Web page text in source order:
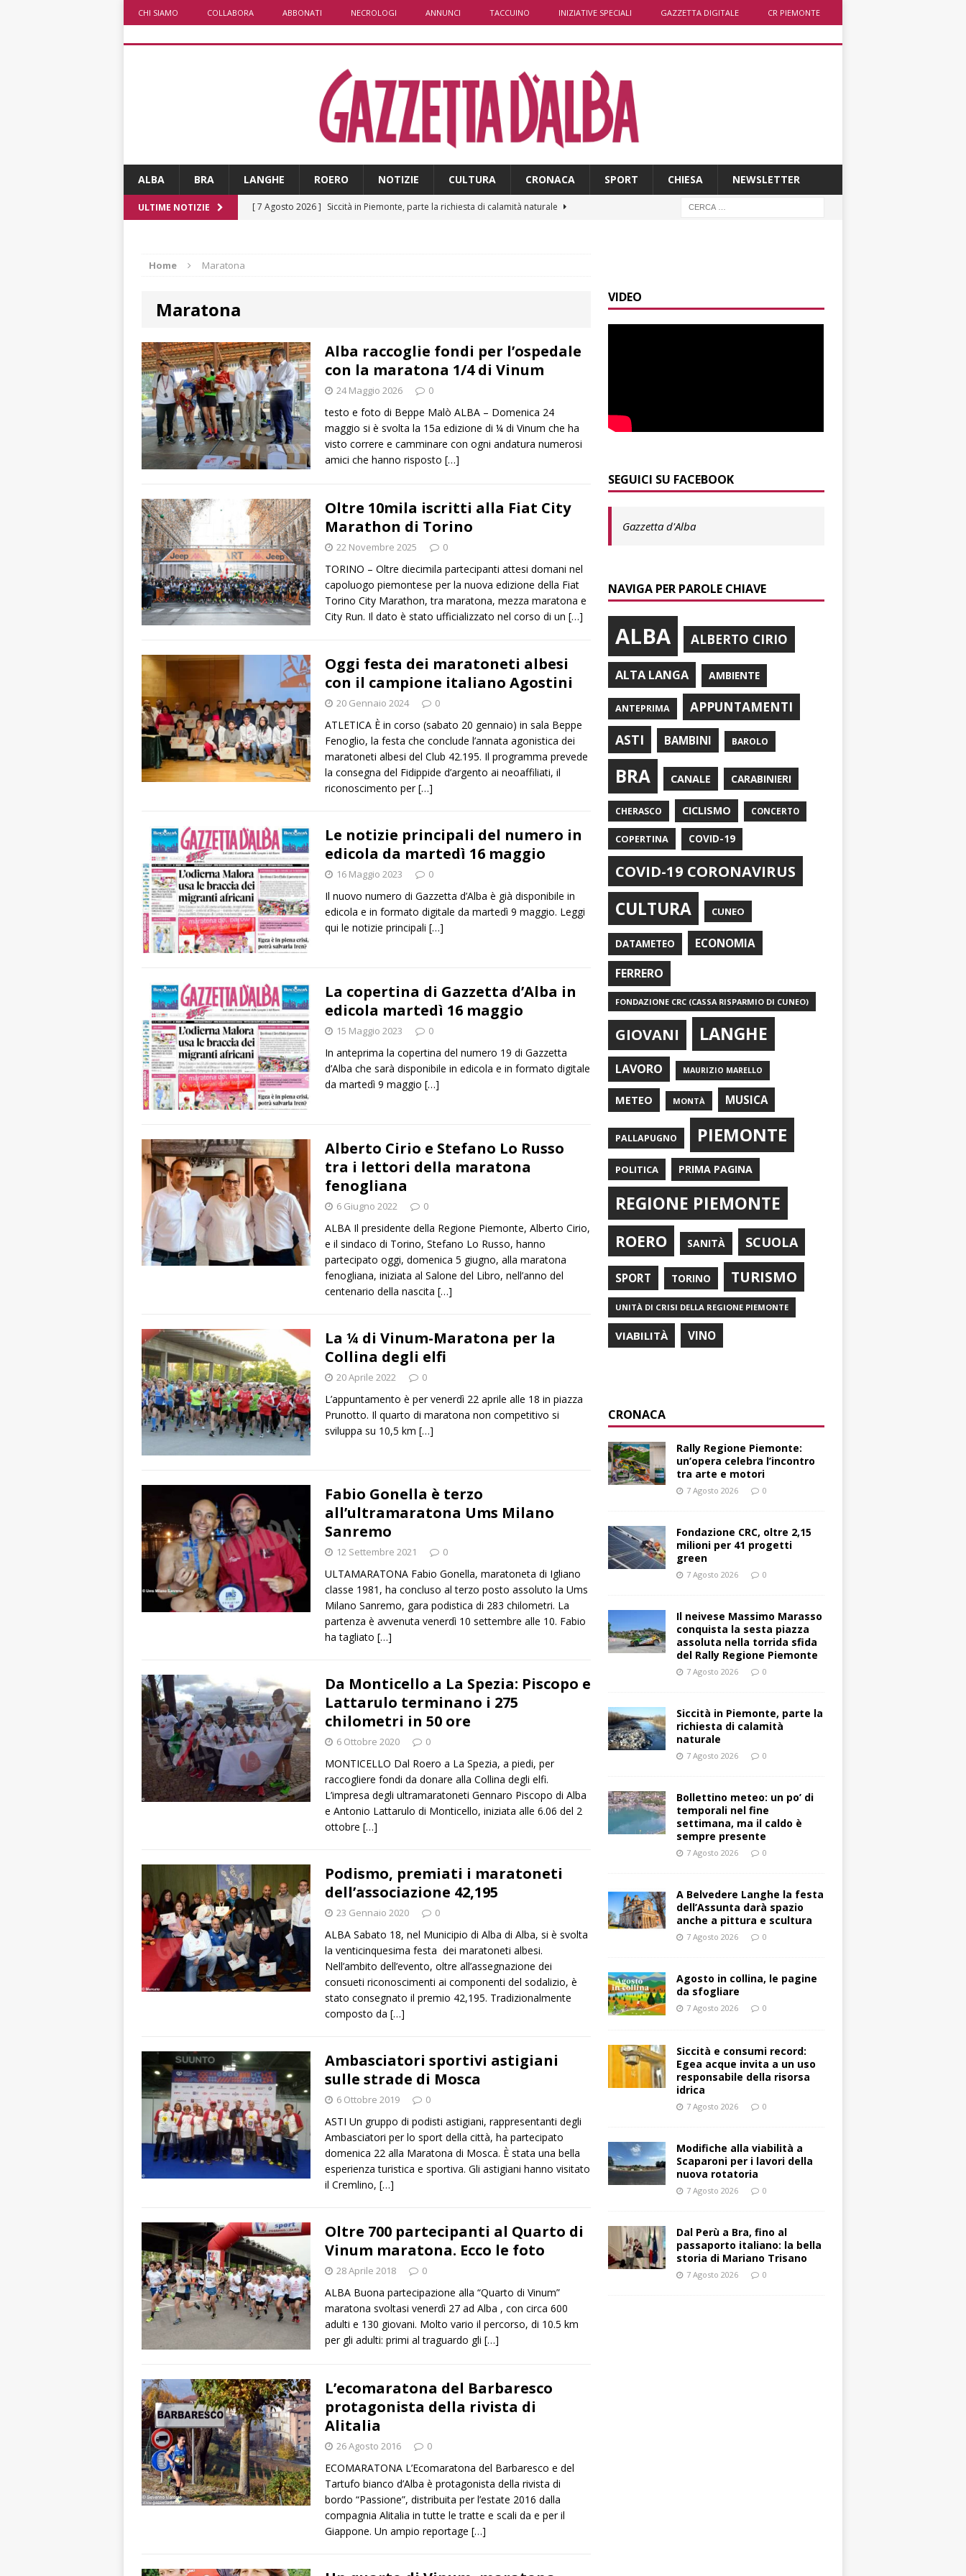
CHI SIAMO COLLABORA ABBONATI NECROLOGI ANNUNCI TACCUINO INIZIATIVE SPECIALI GAZZETTA DIGITALE CR PIEMONTE
ALBA BRA LANGHE ROERO NOTIZIE CULTURA CRONACA SPORT CHIESA NEWSLETTER
ULTIME NOTIZIE [ 7 Agosto 2026 ] Siccità in Piemonte, parte la richiesta di calamità naturale
[ 7 Agosto 2026 ]
Agosto in collina, le pagine da sfogliare
ALBA
[ 7 Agosto 2026 ]
Siccità e consumi record: Egea acque invita a un uso
responsabile della risorsa idrica
[ 7 Agosto 2026 ]
Modifiche alla viabilità a Scaparoni per i lavori della nuova
rotatoria
ALBA
Mariano Trisano
BRA
[ 7 Agosto 2026 ]
Fondazione CRC, oltre 2,15 milioni per 41 progetti green
ALTRE NOTIZIE
Home Maratona
Maratona
Alba raccoglie fondi per l’ospedale
con la maratona 1/4 di Vinum
24 Maggio 2026 0
testo e foto di Beppe Malò ALBA – Domenica 24
maggio si è svolta la 15a edizione di ¼ di Vinum che ha
visto correre e camminare con ogni andatura numerosi
amici che hanno risposto […]
Oltre 10mila iscritti alla Fiat City
Marathon di Torino
22 Novembre 2025 0
TORINO – Oltre diecimila partecipanti attesi domani nel
capoluogo piemontese per la nuova edizione della Fiat
Torino City Marathon, tra maratona, mezza maratona e
City Run. Il dato è stato ufficializzato nel corso di un […]
Oggi festa dei maratoneti albesi
con il campione italiano Agostini
20 Gennaio 2024 0
ATLETICA È in corso (sabato 20 gennaio) in sala Beppe
Fenoglio, la festa che conclude l’annata agonistica dei
maratoneti albesi del Club 42.195. Il programma prevede
la consegna del Fidippide d’argento ai neoaffiliati, il
riconoscimento per[…]
Le notizie principali del numero in
edicola da martedì 16 maggio
16 Maggio 2023 0
Il nuovo numero di Gazzetta d’Alba è già disponibile in
edicola e in formato digitale da martedì 9 maggio. Leggi
qui le notizie principali […]
La copertina di Gazzetta d’Alba in
edicola martedì 16 maggio
15 Maggio 2023 0
In anteprima la copertina del numero 19 di Gazzetta
d’Alba che sarà disponibile in edicola e in formato digitale
da martedì 9 maggio […]
Alberto Cirio e Stefano Lo Russo
tra i lettori della maratona
fenogliana
6 Giugno 2022 0
ALBA Il presidente della Regione Piemonte, Alberto Cirio,
e il sindaco di Torino, Stefano Lo Russo, hanno
partecipato oggi, domenica 5 giugno, alla maratona
fenogliana, iniziata al Salone del Libro, nell’anno del
centenario della nascita […]
La ¼ di Vinum-Maratona per la
Collina degli elfi
20 Aprile 2022 0
L’appuntamento è per venerdì 22 aprile alle 18 in piazza
Prunotto. Il quarto di maratona non competitivo si
sviluppa su 10,5 km […]
Fabio Gonella è terzo
all’ultramaratona Ums Milano
Sanremo
12 Settembre 2021 0
ULTAMARATONA Fabio Gonella, maratoneta di Igliano
classe 1981, ha concluso al terzo posto assoluto la Ums
Milano Sanremo, gara podistica di 283 chilometri. La
partenza è avvenuta venerdì 10 settembre alle 10. Fabio
ha tagliato […]
Da Monticello a La Spezia: Piscopo e
Lattarulo terminano i 275
chilometri in 50 ore
6 Ottobre 2020 0
MONTICELLO Dal Roero a La Spezia, a piedi, per
raccogliere fondi da donare alla Collina degli elfi.
L’impresa degli ultramaratoneti Gennaro Piscopo di Alba
e Antonio Lattarulo di Monticello, iniziata alle 6.06 del 2
ottobre […]
Podismo, premiati i maratoneti
dell’associazione 42,195
23 Gennaio 2020 0
ALBA Sabato 18, nel Municipio di Alba di Alba, si è svolta
la venticinquesima festa dei maratoneti albesi.
Nell’ambito dell’evento, oltre all’assegnazione dei
consueti riconoscimenti ai componenti del sodalizio, è
stato consegnato il premio 42,195. Tradizionalmente
composto da […]
Ambasciatori sportivi astigiani
sulle strade di Mosca
6 Ottobre 2019 0
ASTI Un gruppo di podisti astigiani, rappresentanti degli
Ambasciatori per lo sport della città, ha partecipato
domenica 22 alla Maratona di Mosca. È stata una bella
esperienza turistica e sportiva. Gli astigiani hanno visitato
il Cremlino, […]
Oltre 700 partecipanti al Quarto di
Vinum maratona. Ecco le foto
28 Aprile 2018 0
ALBA Buona partecipazione alla “Quarto di Vinum”
maratona svoltasi venerdì 27 ad Alba , con circa 600
adulti e 130 giovani. Molto vario il percorso, di 10.5 km
per gli adulti: primi al traguardo gli […]
L’ecomaratona del Barbaresco
protagonista della rivista di
Alitalia
26 Agosto 2016 0
ECOMARATONA L’Ecomaratona del Barbaresco e del
Tartufo bianco d’Alba è protagonista della rivista di
bordo “Passione”, distribuita per l’estate 2016 dalla
compagnia Alitalia in tutte le tratte e scali da e per il
Giappone. Un ampio reportage […]
VIDEO
SEGUICI SU FACEBOOK
Gazzetta d'Alba
NAVIGA PER PAROLE CHIAVE
ALBA ALBERTO CIRIO
ALTA LANGA AMBIENTE
ANTEPRIMA
APPUNTAMENTI
ASTI
BAMBINI BAROLO
BRA CANALE CARABINIERI
CHERASCO CICLISMO CONCERTO
COPERTINA COVID-19
COVID-19 CORONAVIRUS
CULTURA CUNEO
DATAMETEO ECONOMIA
FERRERO
FONDAZIONE CRC (CASSA RISPARMIO DI CUNEO)
GIOVANI LANGHE
LAVORO MAURIZIO MARELLO
METEO MONTÀ MUSICA
PALLAPUGNO PIEMONTE
POLITICA PRIMA PAGINA
REGIONE PIEMONTE
ROERO SANITÀ SCUOLA
SPORT TORINO TURISMO
UNITÀ DI CRISI DELLA REGIONE PIEMONTE
VIABILITÀ VINO
CRONACA
Rally Regione Piemonte:
un’opera celebra l’incontro
tra arte e motori
7 Agosto 2026 0
Fondazione CRC, oltre 2,15
milioni per 41 progetti
green
7 Agosto 2026 0
Il neivese Massimo Marasso
conquista la sesta piazza
assoluta nella torrida sfida
del Rally Regione Piemonte
7 Agosto 2026 0
Siccità in Piemonte, parte la
richiesta di calamità
naturale
7 Agosto 2026 0
Bollettino meteo: un po’ di
temporali nel fine
settimana, ma il caldo è
sempre presente
7 Agosto 2026 0
A Belvedere Langhe la festa
dell’Assunta darà spazio
anche a pittura e scultura
7 Agosto 2026 0
Agosto in collina, le pagine
da sfogliare
7 Agosto 2026 0
Siccità e consumi record:
Egea acque invita a un uso
responsabile della risorsa
idrica
7 Agosto 2026 0
Modifiche alla viabilità a
Scaparoni per i lavori della
nuova rotatoria
7 Agosto 2026 0
​Dal Perù a Bra, fino al
passaporto italiano: la bella
storia di Mariano Trisano
7 Agosto 2026 0